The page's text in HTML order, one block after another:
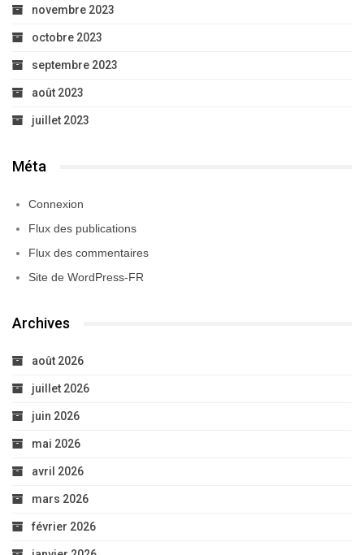
novembre 2023
octobre 2023
septembre 2023
août 2023
juillet 2023
Méta
Connexion
Flux des publications
Flux des commentaires
Site de WordPress-FR
Archives
août 2026
juillet 2026
juin 2026
mai 2026
avril 2026
mars 2026
février 2026